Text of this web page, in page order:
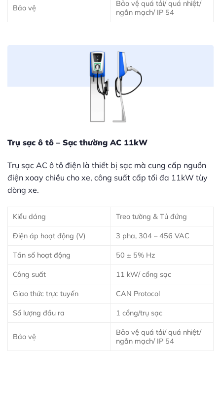
Bảo vệ
Bảo vệ quá tải/ quá nhiệt/
ngắn mạch/ IP 54
Trụ sạc ô tô – Sạc thường AC 11kW
Trụ sạc AC ô tô điện là thiết bị sạc mà cung cấp nguồn
điện xoay chiều cho xe, công suất cấp tối đa 11kW tùy
dòng xe.
Kiểu dáng Treo tường & Tủ đứng
Điện áp hoạt động (V) 3 pha, 304 – 456 VAC
Tần số hoạt động 50 ± 5% Hz
Công suất 11 kW/ cổng sạc
Giao thức trực tuyến CAN Protocol
Số lượng đầu ra 1 cổng/trụ sạc
Bảo vệ
Bảo vệ quá tải/ quá nhiệt/
ngắn mạch/ IP 54